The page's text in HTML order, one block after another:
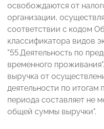
освобождаются от
организации,
соответствии с кодом
классификатора видов
"55.Деятельность по
временного
выручка от
деятельности по итогам
периода составляет не
общей суммы выручки".